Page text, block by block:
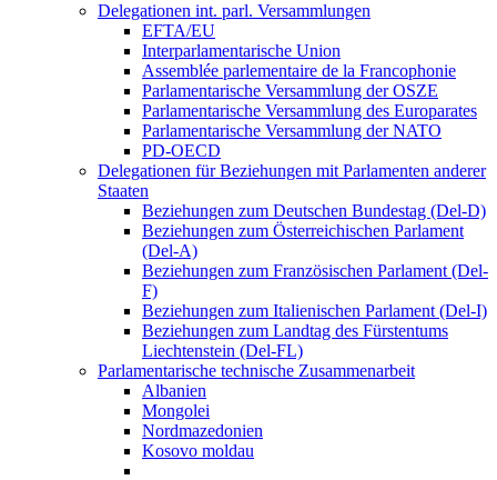
Delegationen int. parl. Versammlungen
EFTA/EU
Interparlamentarische Union
Assemblée parlementaire de la Francophonie
Parlamentarische Versammlung der OSZE
Parlamentarische Versammlung des Europarates
Parlamentarische Versammlung der NATO
PD-OECD
Delegationen für Beziehungen mit Parlamenten anderer
Staaten
Beziehungen zum Deutschen Bundestag (Del-D)
Beziehungen zum Österreichischen Parlament
(Del-A)
Beziehungen zum Französischen Parlament (Del-
F)
Beziehungen zum Italienischen Parlament (Del-I)
Beziehungen zum Landtag des Fürstentums
Liechtenstein (Del-FL)
Parlamentarische technische Zusammenarbeit
Albanien
Mongolei
Nordmazedonien
Kosovo moldau